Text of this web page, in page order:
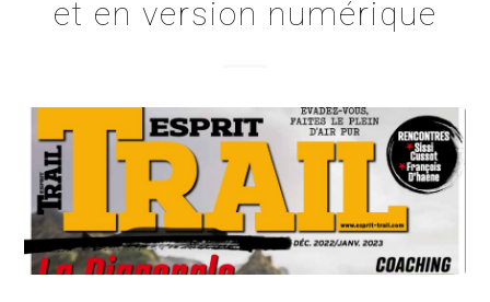
et en version numérique